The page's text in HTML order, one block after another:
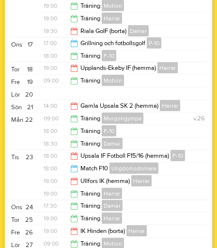
19:00
19:15
19:00 Träning Motion
20:00
19:00 Träning Herrar
20:30
19:30 Riala GoIF (borta) Damer
21:30
17
Ons 17:00 Grillning och fotbollsgolf P-10
19:30
18:00 Träning F-10
19:00
18
Tor 19:00 Upplands-Ekeby IF (hemma) Herrar
19
Fre 09:00 Träning Motion
10:00
20
Lör
21
Sön 14:00 Gamla Upsala SK 2 (hemma) Herrar
16:00
22
Mån v.26
09:00 Träning Morgongympa
10:00
18:00 Träning F-10
19:00
18:30 Träning Damer
20:00
23
Tis 18:00 Upsala IF Fotboll F15/16 (hemma) F-10
20:00
18:00 Match F10 Ungdomsdomare
19:00
19:00 Ullfors IK (hemma) Herrar
21:00
19:00 Träning Herrar
20:30
24
Ons 17:30 Träning Damer
20:00
25
Tor 19:00 Träning Herrar
20:30
26
Fre 19:00 IK Hinden (borta) Herrar
27
Lör 09:00 Träning Motion